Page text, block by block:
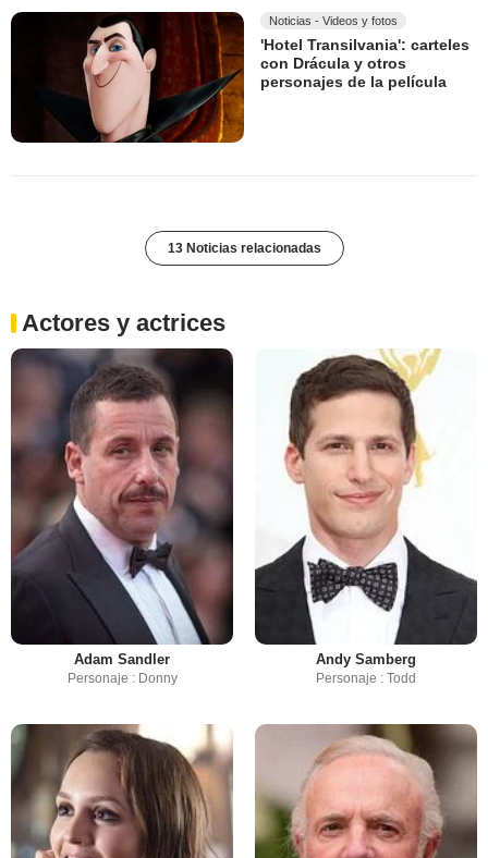
Noticias - Videos y fotos
'Hotel Transilvania': carteles
con Drácula y otros
personajes de la película
13 Noticias relacionadas
Actores y actrices
Adam Sandler
Personaje : Donny
Andy Samberg
Personaje : Todd